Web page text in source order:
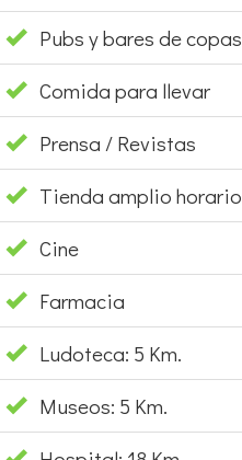
Pubs y bares de copas
Comida para llevar
Prensa / Revistas
Tienda amplio horario
Cine
Farmacia
Ludoteca: 5 Km.
Museos: 5 Km.